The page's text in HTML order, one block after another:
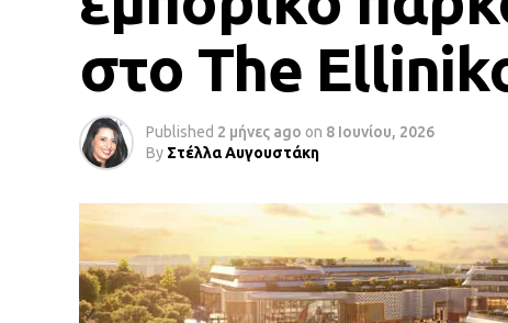
στο The
Published 2 μήνες ago on 8 Ιουνίου, 2026
By Στέλλα Αυγουστάκη